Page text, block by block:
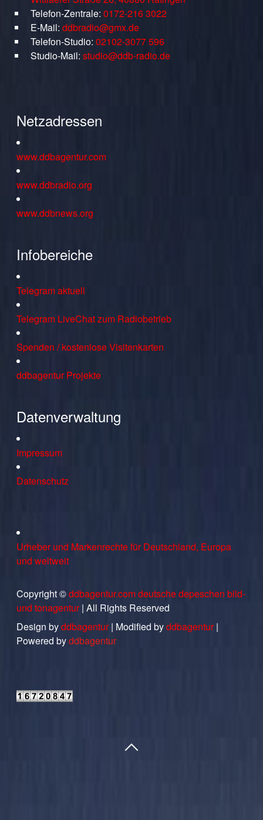
Telefon-Zentrale: 0172-216 3022
E-Mail: ddbradio@gmx.de
Telefon-Studio: 02102-3077 596
Studio-Mail: studio@ddb-radio.de
Netzadressen
www.ddbagentur.com
www.ddbradio.org
www.ddbnews.org
Infobereiche
Telegram aktuell
Telegram LiveChat zum Radiobetrieb
Spenden / kostenlose Visitenkarten
ddbagentur Projekte
Datenverwaltung
Impressum
Datenschutz
Urheber und Markenrechte für Deutschland, Europa
und weltweit
Copyright ©ddbagentur.com deutsche depeschen bild-
und tonagentur| All Rights Reserved
Design byddbagentur| Modified byddbagentur|
Powered byddbagentur